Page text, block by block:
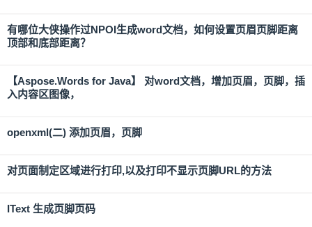
有哪位大侠操作过NPOI生成word文档，如何设置页眉页脚距离
顶部和底部距离？
【Aspose.Words for Java】 对word文档，增加页眉，页脚，插
入内容区图像，
openxml(二) 添加页眉，页脚
对页面制定区域进行打印,以及打印不显示页脚URL的方法
IText 生成页脚页码